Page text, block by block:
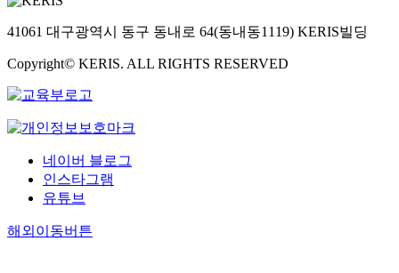
41061 대구광역시 동구 동내로 64(동내동1119) KERIS빌딩
Copyright© KERIS. ALL RIGHTS RESERVED
네이버 블로그
인스타그램
유튜브
해외이동버튼